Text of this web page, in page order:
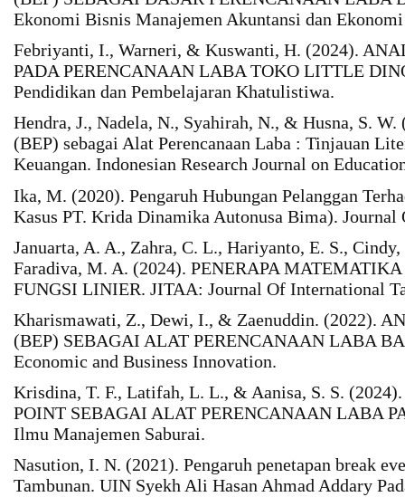
Ekonomi Bisnis Manajemen Akuntansi dan
Febriyanti, I., Warneri, & Kuswanti, H. (2024).
PADA PERENCANAAN LABA TOKO LITTLE
Pendidikan dan Pembelajaran Khatulistiwa.
Hendra, J., Nadela, N., Syahirah, N., & Husna, S.
(BEP) sebagai Alat Perencanaan Laba : Tinjauan
Keuangan. Indonesian Research Journal on
Ika, M. (2020). Pengaruh Hubungan Pelanggan
Kasus PT. Krida Dinamika Autonusa Bima). Journal
Januarta, A. A., Zahra, C. L., Hariyanto, E. S.,
Faradiva, M. A. (2024). PENERAPA
FUNGSI LINIER. JITAA: Journal Of International
Kharismawati, Z., Dewi, I., & Zaenuddin. (2022).
(BEP) SEBAGAI ALAT PERENCANAAN LABA
Economic and Business Innovation.
Krisdina, T. F., Latifah, L. L., & Aanisa, S. S.
POINT SEBAGAI ALAT PERENCANAAN LABA
Ilmu Manajemen Saburai.
Nasution, I. N. (2021). Pengaruh penetapan break
Tambunan. UIN Syekh Ali Hasan Ahmad Addary